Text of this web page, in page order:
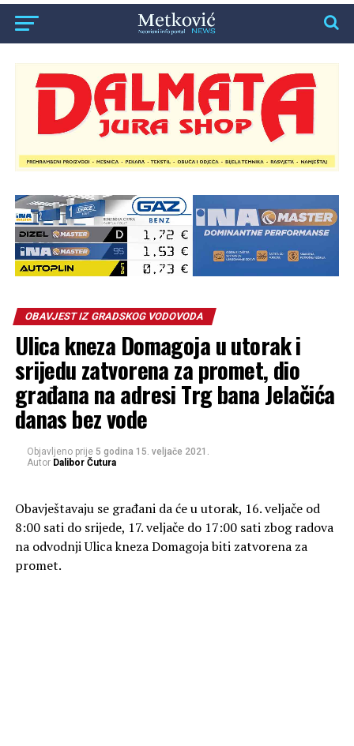
OBAVJEST IZ GRADSKOG VODOVODA
Ulica kneza Domagoja u utorak i
srijedu zatvorena za promet, dio
građana na adresi Trg bana Jelačića
danas bez vode
Objavljeno prije 5 godina 15. veljače 2021.
Autor Dalibor Čutura
Obavještavaju se građani da će u utorak, 16. veljače od
8:00 sati do srijede, 17. veljače do 17:00 sati zbog radova
na odvodnji Ulica kneza Domagoja biti zatvorena za
promet.